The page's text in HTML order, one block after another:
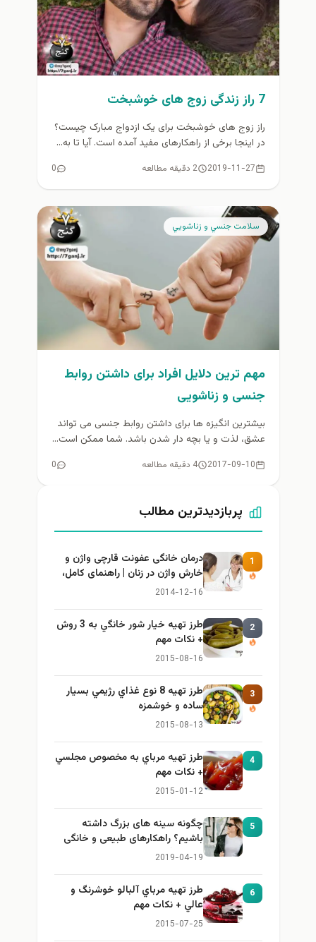
7 راز زندگی زوج های خوشبخت
راز زوج های خوشبخت برای یک ازدواج مبارک چیست؟
در اینجا برخی از راهکارهای مفید آمده است. آیا تا به...
2019-11-27 2 دقیقه مطالعه 0
سلامت جنسي و زناشويي
مهم ترین دلایل افراد برای داشتن روابط
جنسی و زناشویی
بیشترین انگیزه ها برای داشتن روابط جنسی می تواند
عشق، لذت و یا بچه دار شدن باشد. شما ممکن است...
2017-09-10 4 دقیقه مطالعه 0
پربازدیدترین مطالب
1
درمان خانگی عفونت قارچی واژن و
خارش واژن در زنان | راهنمای کامل،
ایمن و کاربردی
2014-12-16
2
طرز تهيه خیار شور خانگي به 3 روش
+ نكات مهم
2015-08-16
3
طرز تهيه 8 نوع غذاي رژيمي بسيار
ساده و خوشمزه
2015-08-13
4
طرز تهيه مرباي به مخصوص مجلسي
+ نكات مهم
2015-01-12
5
چگونه سینه های بزرگ داشته
باشیم؟ راهکارهای طبیعی و خانگی
برای بزرگ کردن سینه
2019-04-19
6
طرز تهيه مرباي آلبالو خوشرنگ و
عالي + نكات مهم
2015-07-25